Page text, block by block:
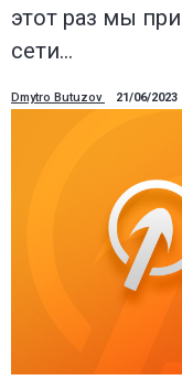
этот раз мы
сети…
Dmytro Butuzov 21/06/2023